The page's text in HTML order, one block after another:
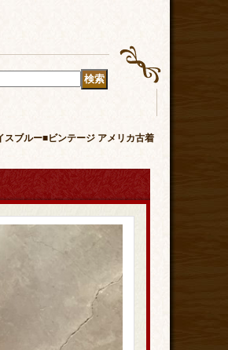
スブルー■ビンテージ アメリカ古着